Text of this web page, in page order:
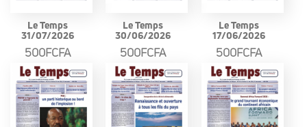
Le Temps
31/07/2026
500FCFA
Le Temps
30/06/2026
500FCFA
Le Temps
17/06/2026
500FCFA